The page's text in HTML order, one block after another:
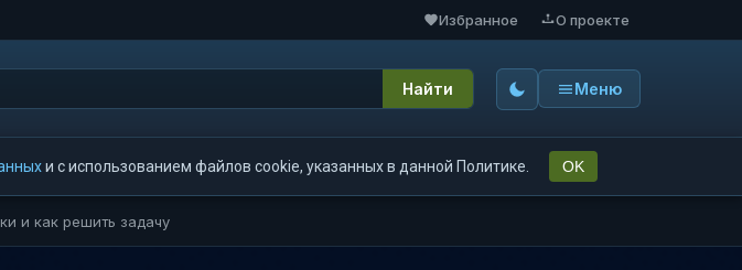
Избранное О проекте
Найти Меню
и с использованием файлов cookie, указанных в данной Политике. OK
и как решить задачу